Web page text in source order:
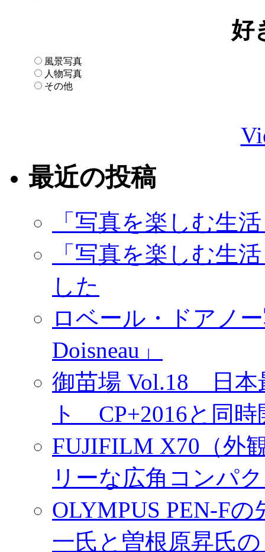
好
風景写真
人物写真
その他
最近の投稿
「写真を楽しむ生
「写真を楽しむ生
した
ロベール・ドアノ
Doisneau」
御苗場 Vol.18 日本
ト CP+2016と同時
FUJIFILM X70（外
リーな広角コンパ
OLYMPUS PEN-F
一氏と曽根原昇氏